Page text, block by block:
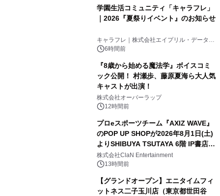
学園生活コミュニティ「キャラフレ」
｜2026『夏祭りイベント』のお知らせ
キャラフレ｜株式会社エイプリル・データ・
デザインズ
6時間前
『8歳から始める魔法学』ボイスコミ
ック公開！ 村瀬歩、藤原夏海ら大人気
キャストが出演！
株式会社オーバーラップ
12時間前
プロeスポーツチーム『AXIZ WAVE』
のPOP UP SHOPが2026年8月1日(土)
よりSHIBUYA TSUTAYA 6階 IP書店で
開催決定！！
株式会社ClaN Entertainment
13時間前
【グランドオープン】エニタイムフィ
ットネス二子玉川店（東京都世田谷